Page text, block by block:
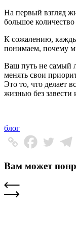
На первый взгляд
большое
К сожалению,
понимаем, почему
Ваш путь не самый
менять свои
Это то, что делает
жизнью без завести
блог
Вам может